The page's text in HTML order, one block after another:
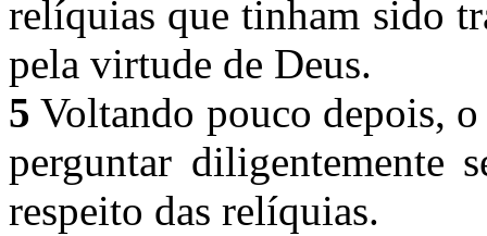
relíquias que tinham sido
pela virtude de Deus.
5 Voltando pouco depois,
perguntar diligentemente
respeito das relíquias.